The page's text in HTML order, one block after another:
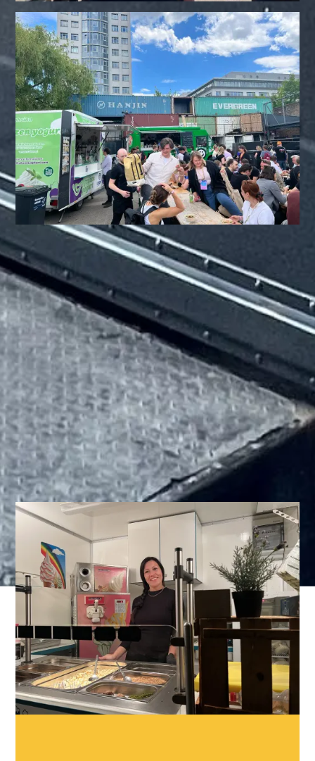
Foodtruck | Foodtrailer Catering für
Berlin
INTERNATIONALES STEETFOOD UND CATERING
AUS DEM FOOD TRUCK/FOODTRAILER FÜR
BERLIN. FIRMENEVENTS | HOCHZEITEN |
GEBURTSTAGE | WEIHNACHTSFEIERn | Messe
Catering | Foodcourt auf
Großveranstaltungen